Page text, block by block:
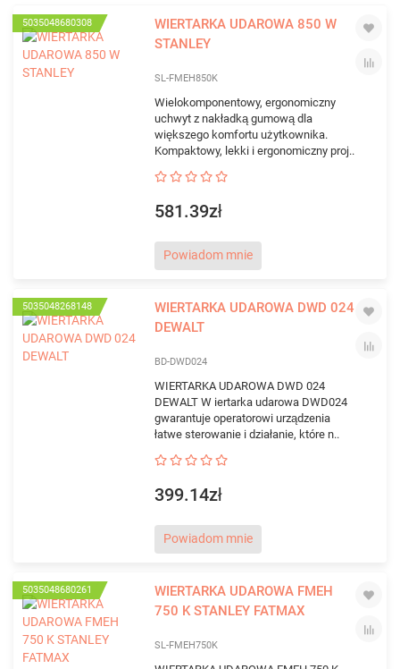
5035048680308
WIERTARKA UDAROWA 850 W
STANLEY
SL-FMEH850K
Wielokomponentowy, ergonomiczny
uchwyt z nakładką gumową dla
większego komfortu użytkownika.
Kompaktowy, lekki i ergonomiczny proj..
581.39zł
Powiadom mnie
5035048268148
WIERTARKA UDAROWA DWD 024
DEWALT
BD-DWD024
WIERTARKA UDAROWA DWD 024
DEWALT W iertarka udarowa DWD024
gwarantuje operatorowi urządzenia
łatwe sterowanie i działanie, które n..
399.14zł
Powiadom mnie
5035048680261
WIERTARKA UDAROWA FMEH
750 K STANLEY FATMAX
SL-FMEH750K